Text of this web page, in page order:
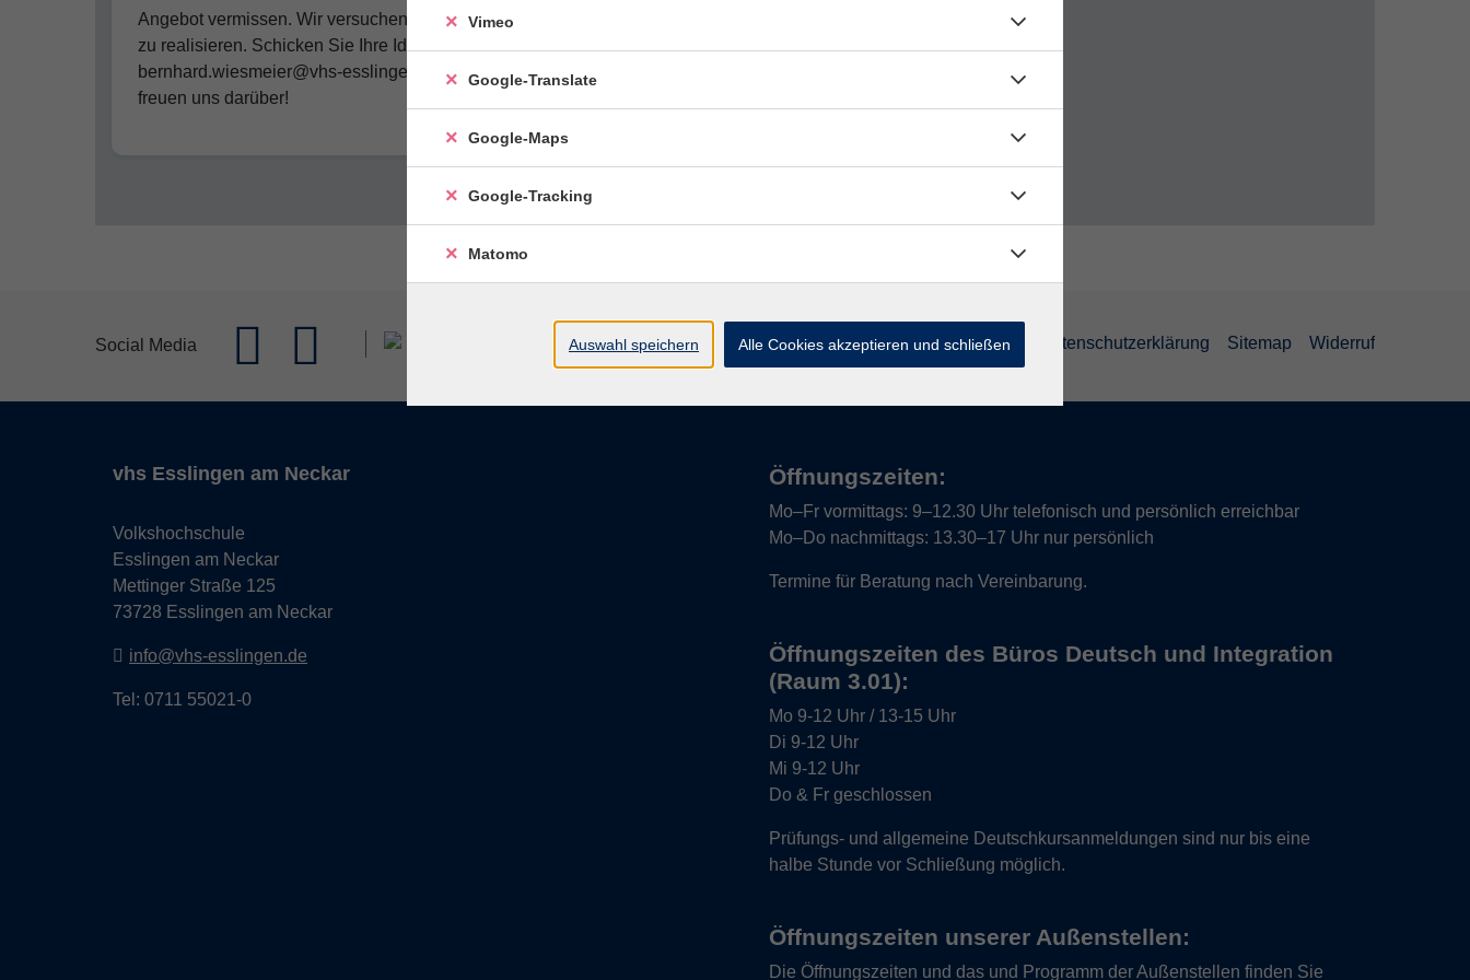
Angebot vermissen. Wir versuchen, dieses
zu realisieren. Schicken Sie Ihre Ideen an
bernhard.wiesmeier@vhs-esslingen.de. Wir
freuen uns darüber!
Social Media Impressum AGB Datenschutzerklärung Sitemap Widerruf
vhs Esslingen am Neckar
Volkshochschule
Esslingen am Neckar
Mettinger Straße 125
73728 Esslingen am Neckar
info@vhs-esslingen.de
Tel: 0711 55021-0
Öffnungszeiten:
Mo–Fr vormittags: 9–12.30 Uhr telefonisch und persönlich erreichbar
Mo–Do nachmittags: 13.30–17 Uhr nur persönlich
Termine für Beratung nach Vereinbarung.
Öffnungszeiten des Büros Deutsch und Integration
(Raum 3.01):
Mo 9-12 Uhr / 13-15 Uhr
Di 9-12 Uhr
Mi 9-12 Uhr
Do & Fr geschlossen
Prüfungs- und allgemeine Deutschkursanmeldungen sind nur bis eine
halbe Stunde vor Schließung möglich.
Öffnungszeiten unserer Außenstellen:
Die Öffnungszeiten und das und Programm der Außenstellen finden Sie
Vimeo
Google-Translate
Google-Maps
Google-Tracking
Matomo
Auswahl speichern Alle Cookies akzeptieren und schließen